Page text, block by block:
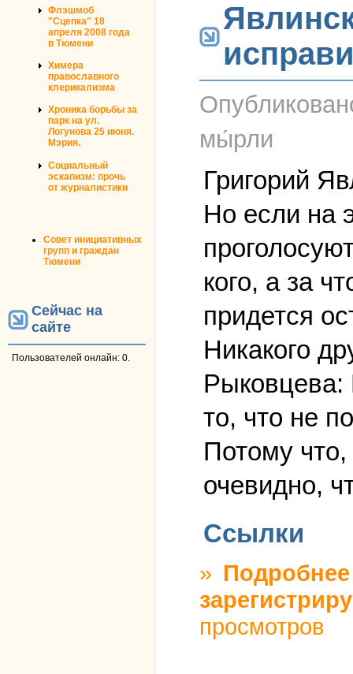
Флэшмоб
"Сцепка" 18
апреля 2008 года
в Тюмени
Химера
православного
клерикализма
Хроника борьбы за
парк на ул.
Логунова 25 июня.
Мэрия.
Социальный
эскапизм: прочь
от журналистики
Совет инициативных
групп и граждан
Тюмени
Сейчас на
сайте
Пользователей онлайн: 0.
мы́рли
Григорий
Но если на
кого, а за
придется
Никакого
Рыковцева:
то, что не
Потому
очевидно,
Ссылки
» Подробнее
просмотров